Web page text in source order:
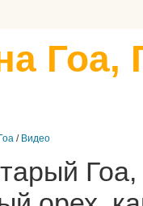
Гоа,
/ Видео
Гоа,